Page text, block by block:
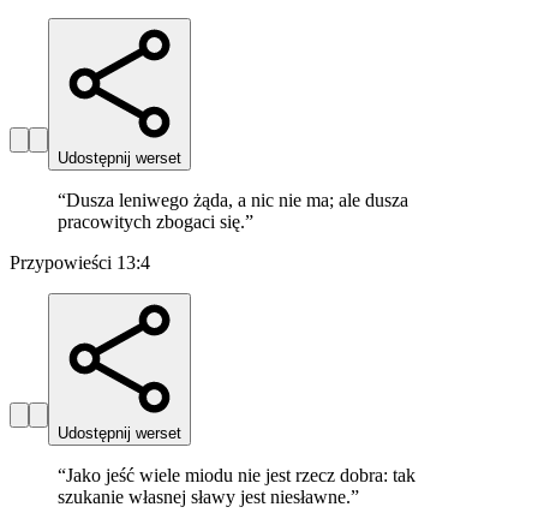
Udostępnij werset
“Dusza leniwego żąda, a nic nie ma; ale dusza
pracowitych zbogaci się.”
Przypowieści 13:4
Udostępnij werset
“Jako jeść wiele miodu nie jest rzecz dobra: tak
szukanie własnej sławy jest niesławne.”